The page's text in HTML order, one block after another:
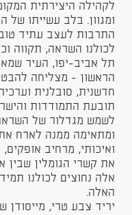
לקהילה היצירתית
ומגוון. בלב עשייתו של
התרבות לעצב עתיד
לכולנו השראה, תקווה
תל אביב-יפו, העיר
הראשון - מצליחה
חדשנית, סובלנית
תובעת התמודדות
לשמש מגדלור של
ומתאימה ממנה לארח את
ואיכותי, מרחיב
את קשרי הגומלין שבין
אלה נחוצים לכולנו
האלה.
יריד צבע טרי, מייסודן